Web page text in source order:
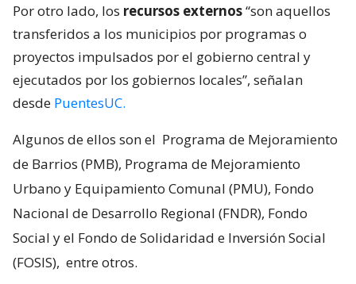
Por otro lado, los recursos externos“son aquellos
transferidos a los municipios por programas o
proyectos impulsados por el gobierno central y
ejecutados por los gobiernos locales”, señalan
desde PuentesUC.
Algunos de ellos son el Programa de Mejoramiento
de Barrios (PMB), Programa de Mejoramiento
Urbano y Equipamiento Comunal (PMU), Fondo
Nacional de Desarrollo Regional (FNDR), Fondo
Social y el Fondo de Solidaridad e Inversión Social
(FOSIS), entre otros.